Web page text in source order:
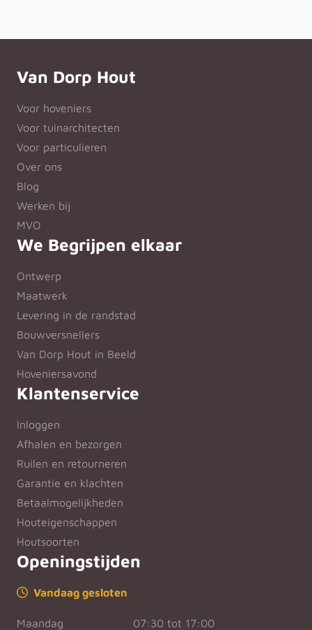
Van Dorp Hout
Voor hoveniers
Voor tuinarchitecten
Voor particulieren
Over ons
Blog
Werken bij
MVO
We Begrijpen elkaar
Ontwerp
Maatwerk
Levering in de randstad
Bouwversnellers
Van Dorp Hout in Beeld
Hoveniersavond
Klantenservice
Inloggen
Afhalen en bezorgen
Ruilen en retourneren
Garantie en klachten
Betaalmogelijkheden
Houteigenschappen
Houtsoorten
Openingstijden
Vandaag gesloten
Maandag
07:30 tot 17:00